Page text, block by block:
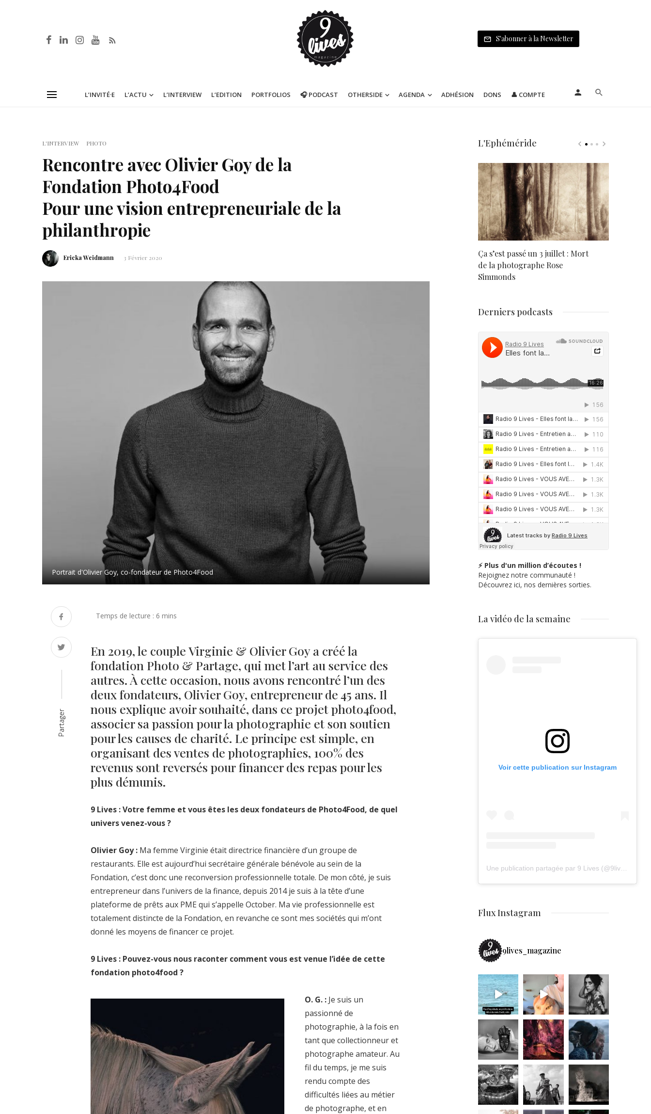
S'abonner à la Newsletter
L’INVITÉ·E L’ACTU L’INTERVIEW L’EDITION PORTFOLIOS 🎧 PODCAST OTHERSIDE AGENDA ADHÉSION DONS 👤 COMPTE
L'INTERVIEW PHOTO
Rencontre avec Olivier Goy de la
Fondation Photo4Food
Pour une vision entrepreneuriale de la
philanthropie
Ericka Weidmann 3 Février 2020
Portrait d'Olivier Goy, co-fondateur de Photo4Food
Partager
En 2019, le couple Virginie & Olivier Goy a créé la
fondation Photo & Partage, qui met l’art au service des
autres. À cette occasion, nous avons rencontré l’un des
deux fondateurs, Olivier Goy, entrepreneur de 45 ans. Il
nous explique avoir souhaité, dans ce projet photo4food,
associer sa passion pour la photographie et son soutien
pour les causes de charité. Le principe est simple, en
organisant des ventes de photographies, 100% des
revenus sont reversés pour financer des repas pour les
plus démunis.
9 Lives : Votre femme et vous êtes les deux fondateurs de Photo4Food, de quel
univers venez-vous ?
Olivier Goy : Ma femme Virginie était directrice financière d’un groupe de
restaurants. Elle est aujourd’hui secrétaire générale bénévole au sein de la
Fondation, c’est donc une reconversion professionnelle totale. De mon côté, je suis
entrepreneur dans l’univers de la finance, depuis 2014 je suis à la tête d’une
plateforme de prêts aux PME qui s’appelle October. Ma vie professionnelle est
totalement distincte de la Fondation, en revanche ce sont mes sociétés qui m’ont
donné les moyens de financer ce projet.
9 Lives : Pouvez-vous nous raconter comment vous est venue l’idée de cette
fondation photo4food ?
O. G. :Je suis un
passionné de
photographie, à la fois en
tant que collectionneur et
photographe amateur. Au
fil du temps, je me suis
rendu compte des
difficultés liées au métier
de photographe, et en
L'Ephéméride
Ça s’est passé un 3 juillet : Mort
de la photographe Rose
Simmonds
Derniers podcasts
⚡ Plus d'un million d’écoutes !
Rejoignez notre communauté !
Découvrez ici, nos dernières sorties.
La vidéo de la semaine
Voir cette publication sur Instagram
Flux Instagram
9lives_magazine